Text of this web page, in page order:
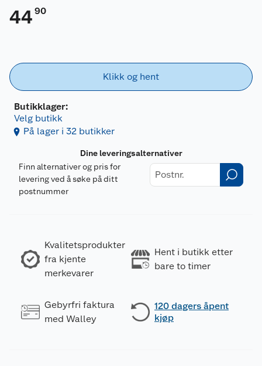
44 90
Klikk og hent
Butikklager:
Velg butikk
På lager i 32 butikker
Dine leveringsalternativer
Finn alternativer og pris for
levering ved å søke på ditt
postnummer
Kvalitetsprodukter
fra kjente
merkevarer
Hent i butikk etter
bare to timer
Gebyrfri faktura
med Walley
120 dagers åpent
kjøp